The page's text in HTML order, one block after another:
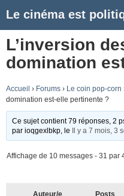
Le cinéma est
L’inversion
domination
Accueil › Forums › Le coin pop-corn
domination est-elle pertinente ?
Ce sujet contient 79 réponses, 2
parioqgexlbkp , le Il y a 7 mois, 3
Affichage de 10 messages - 31 par
Auteur/e Posts